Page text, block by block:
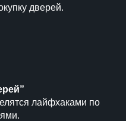
дверей.
лайфхаками по